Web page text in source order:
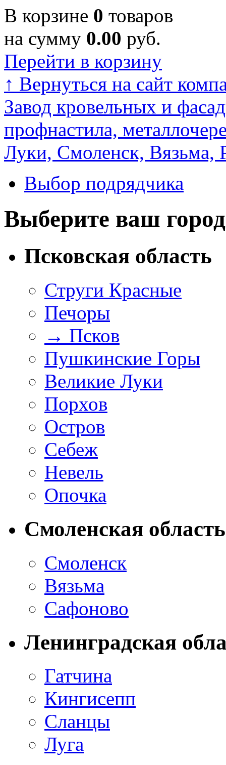
В корзине 0 товаров
на сумму 0.00 руб.
Перейти в корзину
↑ Вернуться на сайт
Завод кровельных и
профнастила,
Луки, Смоленск, Вязьма,
Выбор подрядчика
Выберите ваш город
Псковская область
Струги Красные
Печоры
→ Псков
Пушкинские Горы
Великие Луки
Порхов
Остров
Себеж
Невель
Опочка
Смоленская область
Смоленск
Вязьма
Сафоново
Ленинградская
Гатчина
Кингисепп
Сланцы
Луга